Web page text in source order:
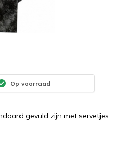
Op voorraad
gevuld zijn met servetjes